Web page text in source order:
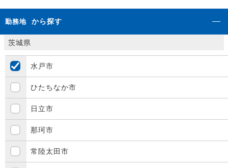
勤務地 から探す
茨城県
水戸市
ひたちなか市
日立市
那珂市
常陸太田市